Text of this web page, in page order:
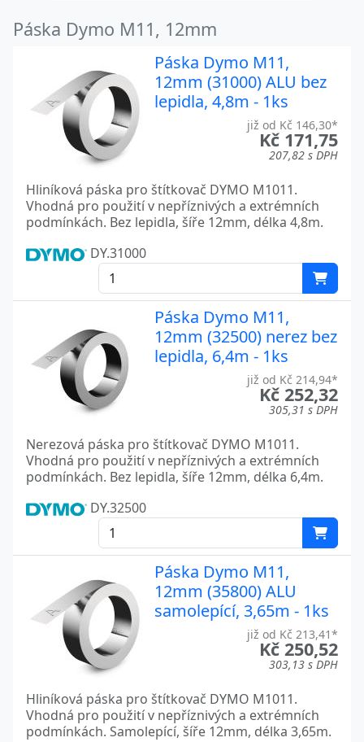
Páska Dymo M11, 12mm
Páska Dymo M11,
12mm (31000) ALU bez
lepidla, 4,8m - 1ks
již od Kč 146,30*
Kč 171,75
207,82 s DPH
Hliníková páska pro štítkovač DYMO M1011.
Vhodná pro použití v nepříznivých a extrémních
podmínkách. Bez lepidla, šíře 12mm, délka 4,8m.
DY.31000
Páska Dymo M11,
12mm (32500) nerez bez
lepidla, 6,4m - 1ks
již od Kč 214,94*
Kč 252,32
305,31 s DPH
Nerezová páska pro štítkovač DYMO M1011.
Vhodná pro použití v nepříznivých a extrémních
podmínkách. Bez lepidla, šíře 12mm, délka 6,4m.
DY.32500
Páska Dymo M11,
12mm (35800) ALU
samolepící, 3,65m - 1ks
již od Kč 213,41*
Kč 250,52
303,13 s DPH
Hliníková páska pro štítkovač DYMO M1011.
Vhodná pro použití v nepříznivých a extrémních
podmínkách. Samolepící, šíře 12mm, délka 3,65m.